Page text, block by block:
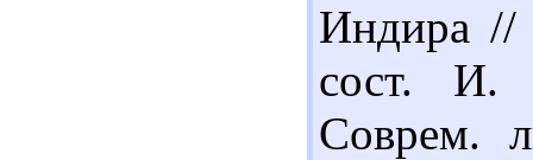
Индира //
сост.
Соврем.